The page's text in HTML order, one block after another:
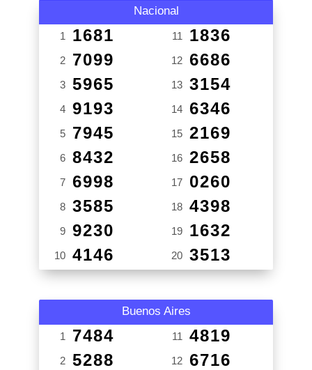
Nacional
1 1681
2 7099
3 5965
4 9193
5 7945
6 8432
7 6998
8 3585
9 9230
10 4146
11 1836
12 6686
13 3154
14 6346
15 2169
16 2658
17 0260
18 4398
19 1632
20 3513
Buenos Aires
1 7484
2 5288
11 4819
12 6716